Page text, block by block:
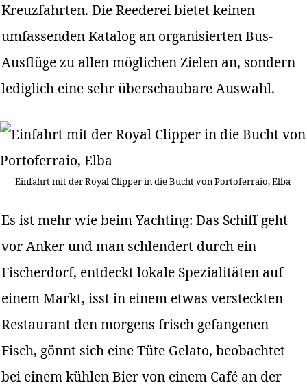
Kreuzfahrten. Die Reederei bietet keinen
umfassenden Katalog an organisierten Bus-
Ausflüge zu allen möglichen Zielen an, sondern
lediglich eine sehr überschaubare Auswahl.
Einfahrt mit der Royal Clipper in die Bucht von Portoferraio, Elba
Es ist mehr wie beim Yachting: Das Schiff geht
vor Anker und man schlendert durch ein
Fischerdorf, entdeckt lokale Spezialitäten auf
einem Markt, isst in einem etwas versteckten
Restaurant den morgens frisch gefangenen
Fisch, gönnt sich eine Tüte Gelato, beobachtet
bei einem kühlen Bier von einem Café an der